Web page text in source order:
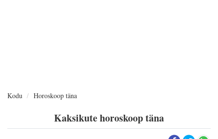
Kodu Horoskoop täna
Kaksikute horoskoop täna